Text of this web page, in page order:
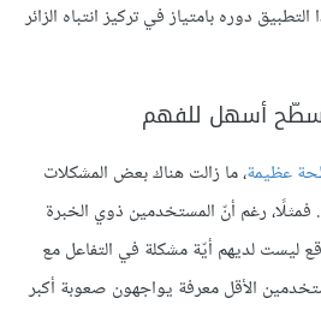
دوره بامتياز في تركيز انتباه الزائر
عظيمة، ما زالت هناك بعض المشكلات
فمثلًا، رغم أنّ المستخدمين ذوي الخبرة
ليست لديهم أيّة مشكلة في التفاعل مع
الأقل معرفة يواجهون صعوبة أكبر